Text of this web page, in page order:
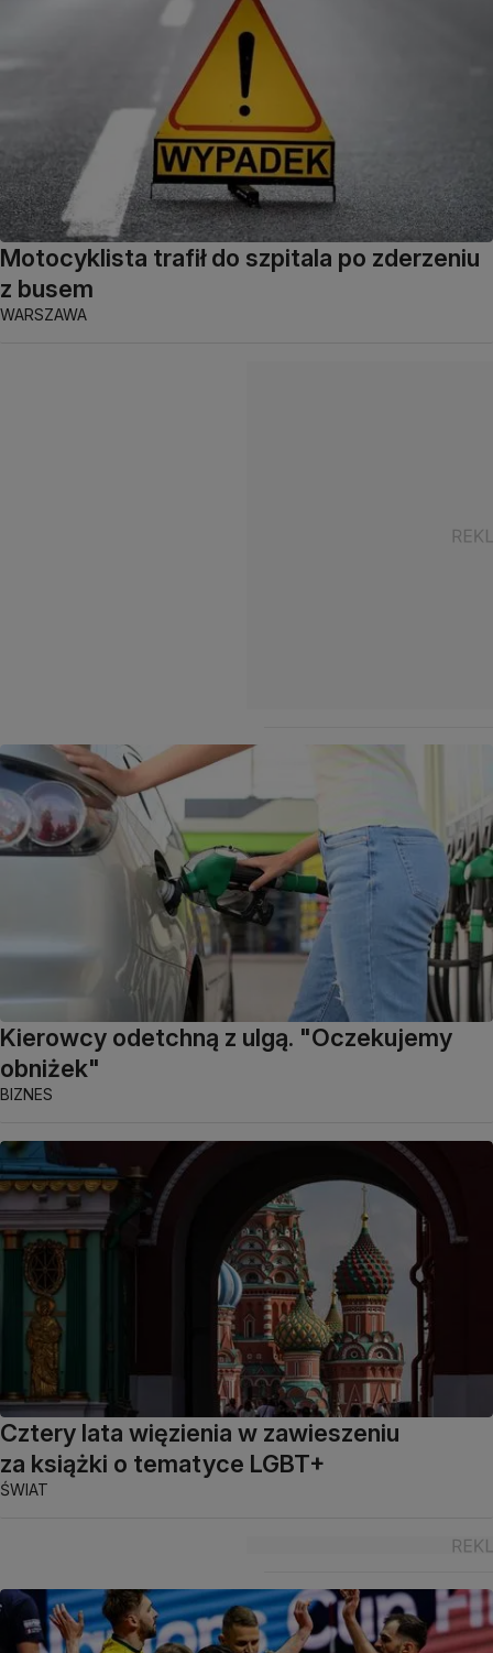
Motocyklista trafił do szpitala po zderzeniu
z busem
WARSZAWA
Kierowcy odetchną z ulgą. "Oczekujemy
obniżek"
BIZNES
Cztery lata więzienia w zawieszeniu
za książki o tematyce LGBT+
ŚWIAT